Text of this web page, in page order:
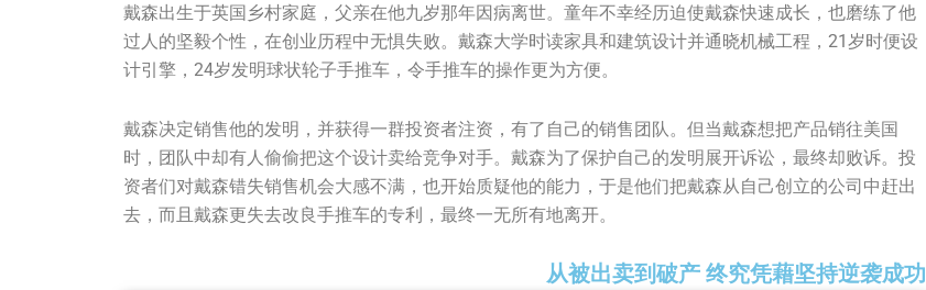
戴森出生于英国乡村家庭，父亲在他九岁那年因病离世。童年不幸经历迫使戴森快速成长，也磨练了他
过人的坚毅个性，在创业历程中无惧失败。戴森大学时读家具和建筑设计并通晓机械工程，21岁时便设
计引擎，24岁发明球状轮子手推车，令手推车的操作更为方便。
戴森决定销售他的发明，并获得一群投资者注资，有了自己的销售团队。但当戴森想把产品销往美国
时，团队中却有人偷偷把这个设计卖给竞争对手。戴森为了保护自己的发明展开诉讼，最终却败诉。投
资者们对戴森错失销售机会大感不满，也开始质疑他的能力，于是他们把戴森从自己创立的公司中赶出
去，而且戴森更失去改良手推车的专利，最终一无所有地离开。
从被出卖到破产 终究凭藉坚持逆袭成功